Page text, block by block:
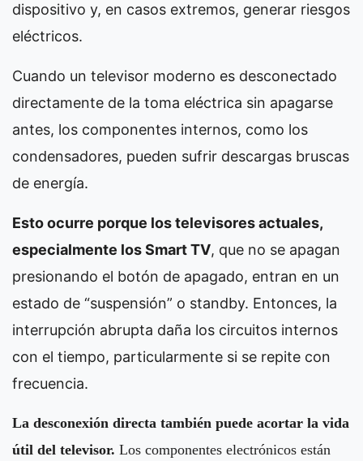
dispositivo y, en casos extremos, generar riesgos
eléctricos.
Cuando un televisor moderno es desconectado
directamente de la toma eléctrica sin apagarse
antes, los componentes internos, como los
condensadores, pueden sufrir descargas bruscas
de energía.
Esto ocurre porque los televisores actuales,
especialmente los Smart TV, que no se apagan
presionando el botón de apagado, entran en un
estado de “suspensión” o standby. Entonces, la
interrupción abrupta daña los circuitos internos
con el tiempo, particularmente si se repite con
frecuencia.
La desconexión directa también puede acortar la vida
útil del televisor. Los componentes electrónicos están